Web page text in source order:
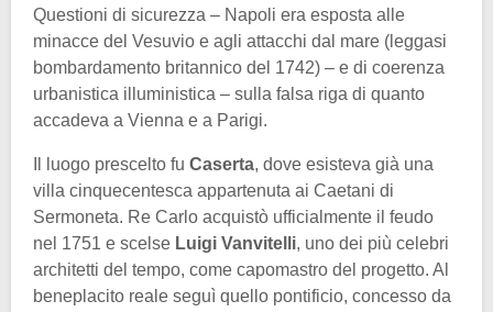
Questioni di sicurezza – Napoli era esposta alle
minacce del Vesuvio e agli attacchi dal mare (leggasi
bombardamento britannico del 1742) – e di coerenza
urbanistica illuministica – sulla falsa riga di quanto
accadeva a Vienna e a Parigi.
Il luogo prescelto fu Caserta, dove esisteva già una
villa cinquecentesca appartenuta ai Caetani di
Sermoneta. Re Carlo acquistò ufficialmente il feudo
nel 1751 e scelse Luigi Vanvitelli, uno dei più celebri
architetti del tempo, come capomastro del progetto. Al
beneplacito reale seguì quello pontificio, concesso da